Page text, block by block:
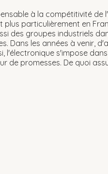
à la compétitivité de
particulièrement en
des groupes industriels
Dans les années à venir,
l'électronique s'impose
de promesses. De quoi